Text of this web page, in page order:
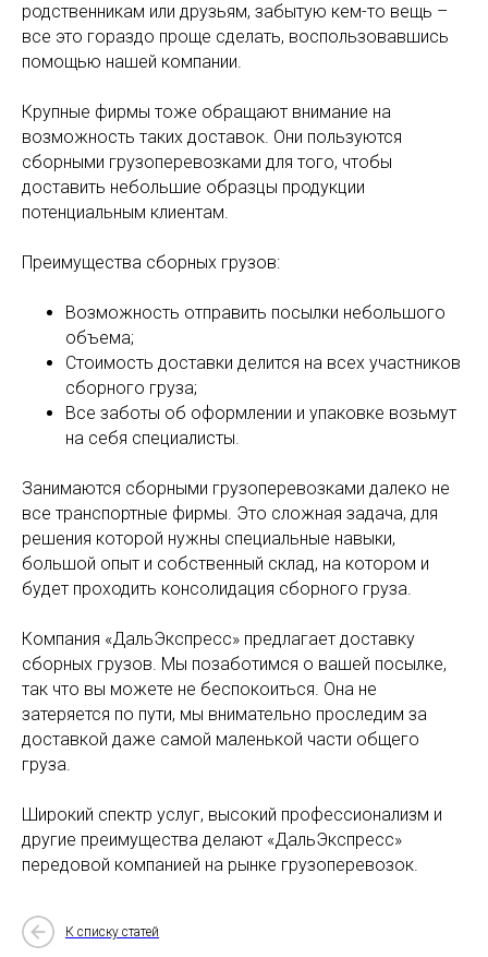
родственникам или друзьям, забытую кем-то вещь –
все это гораздо проще сделать, воспользовавшись
помощью нашей компании.
Крупные фирмы тоже обращают внимание на
возможность таких доставок. Они пользуются
сборными грузоперевозками для того, чтобы
доставить небольшие образцы продукции
потенциальным клиентам.
Преимущества сборных грузов:
Возможность отправить посылки небольшого
объема;
Стоимость доставки делится на всех участников
сборного груза;
Все заботы об оформлении и упаковке возьмут
на себя специалисты.
Занимаются сборными грузоперевозками далеко не
все транспортные фирмы. Это сложная задача, для
решения которой нужны специальные навыки,
большой опыт и собственный склад, на котором и
будет проходить консолидация сборного груза.
Компания «ДальЭкспресс» предлагает доставку
сборных грузов. Мы позаботимся о вашей посылке,
так что вы можете не беспокоиться. Она не
затеряется по пути, мы внимательно проследим за
доставкой даже самой маленькой части общего
груза.
Широкий спектр услуг, высокий профессионализм и
другие преимущества делают «ДальЭкспресс»
передовой компанией на рынке грузоперевозок.
К списку статей